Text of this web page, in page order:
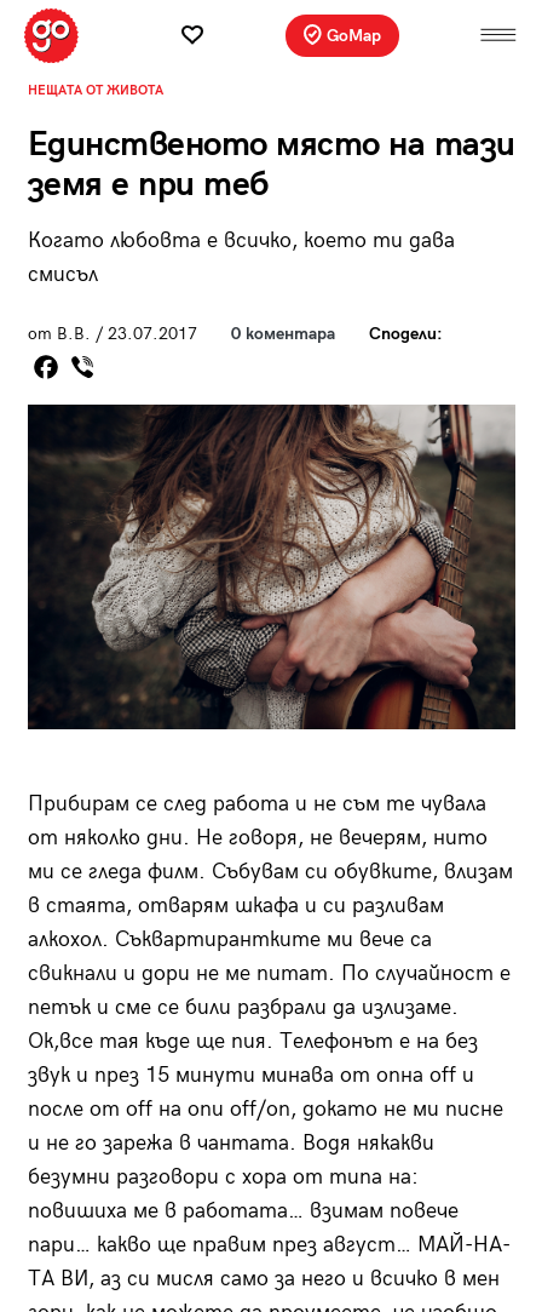
GoMap
НЕЩАТА ОТ ЖИВОТА
Единственото място на тази
земя е при теб
Когато любовта е всичко, което ти дава
смисъл
от В.В. / 23.07.2017 0 коментара Сподели:
Прибирам се след работа и не съм те чувала
от няколко дни. Не говоря, не вечерям, нито
ми се гледа филм. Събувам си обувките, влизам
в стаята, отварям шкафа и си разливам
алкохол. Съквартирантките ми вече са
свикнали и дори не ме питат. По случайност е
петък и сме се били разбрали да излизаме.
Ок,все тая къде ще пия. Телефонът е на без
звук и през 15 минути минава от onна off и
после от off на onи off/on, докато не ми писне
и не го зарежа в чантата. Водя някакви
безумни разговори с хора от типа на:
повишиха ме в работата… взимам повече
пари… какво ще правим през август… МАЙ-НА-
ТА ВИ, аз си мисля само за него и всичко в мен